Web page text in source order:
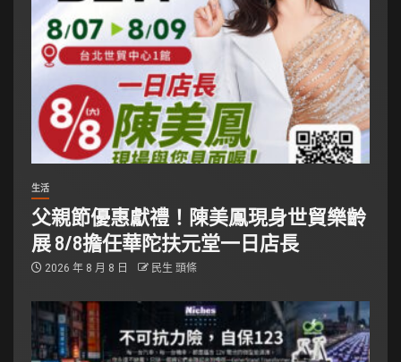
生活
父親節優惠獻禮！陳美鳳現身世貿樂齡
展 8/8擔任華陀扶元堂一日店長
2026 年 8 月 8 日 民生 頭條